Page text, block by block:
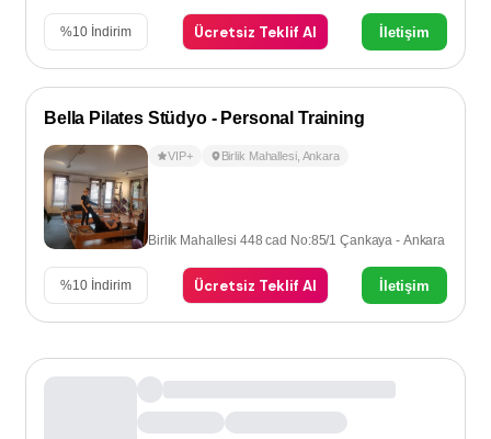
%10 İndirim Ücretsiz Teklif Al İletişim
Bella Pilates Stüdyo - Personal Training
VIP+ Birlik Mahallesi, Ankara
Birlik Mahallesi 448 cad No:85/1 Çankaya - Ankara
%10 İndirim Ücretsiz Teklif Al İletişim